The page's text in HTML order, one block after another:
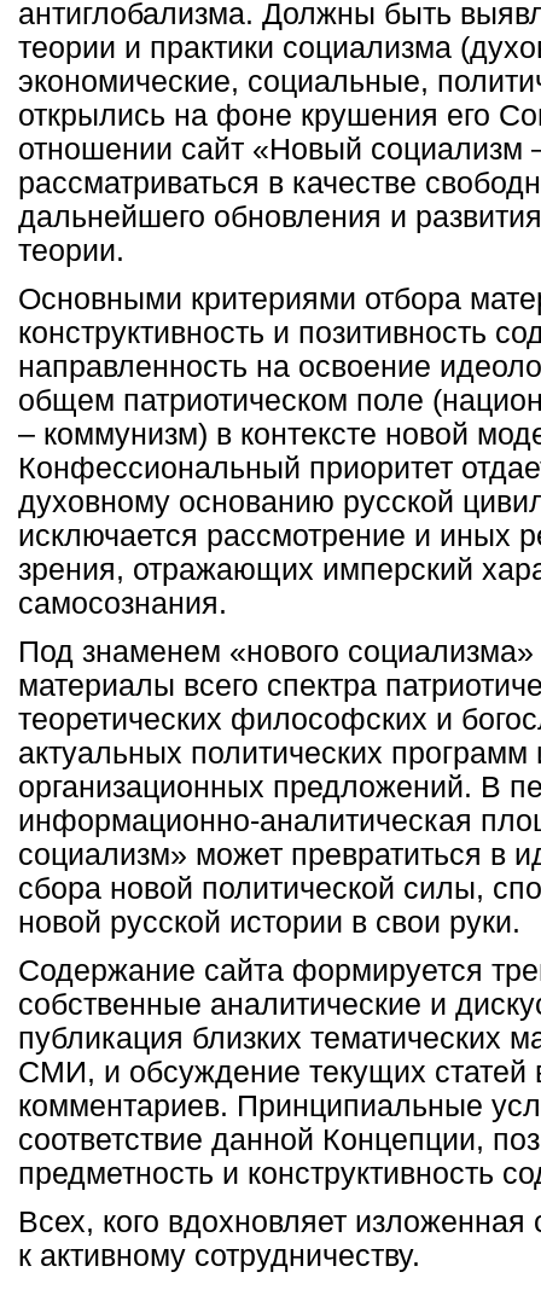
антиглобализма. Должны быть
теории и практики социализма
экономические, социальные,
открылись на фоне крушения его
отношении сайт «Новый социализм
рассматриваться в качестве
дальнейшего обновления и
теории.
Основными критериями отбора
конструктивность и позитивность
направленность на освоение
общем патриотическом поле
– коммунизм) в контексте новой
Конфессиональный приоритет
духовному основанию русской
исключается рассмотрение и иных
зрения, отражающих имперский
самосознания.
Под знаменем «нового
материалы всего спектра
теоретических философских и
актуальных политических программ
организационных предложений. В
информационно-аналитическая
социализм» может превратиться в
сбора новой политической силы,
новой русской истории в свои руки.
Содержание сайта формируется
собственные аналитические и
публикация близких тематических
СМИ, и обсуждение текущих статей
комментариев. Принципиальные
соответствие данной Концепции,
предметность и конструктивность
Всех, кого вдохновляет изложенная
к активному сотрудничеству.